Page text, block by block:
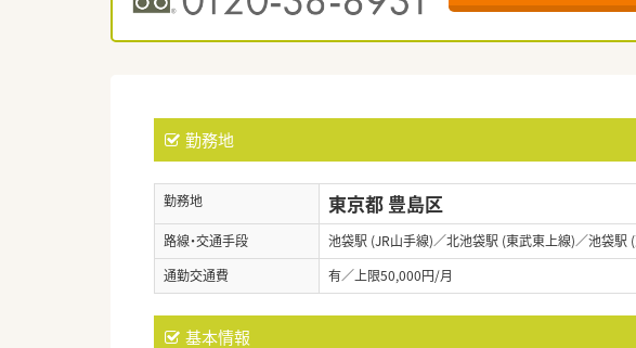
勤務地
勤務地 東京都 豊島区
路線・交通手段
池袋駅 (JR山手線)／北池袋駅 (東武東上線)／池袋駅
通勤交通費
有／上限50,000円/月
基本情報